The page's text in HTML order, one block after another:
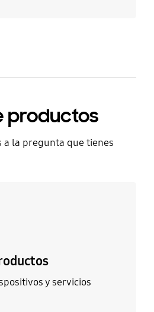
productos
a la pregunta que tienes
y servicios